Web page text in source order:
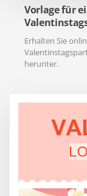
Vorlage für
Erhalten Sie
herunter.